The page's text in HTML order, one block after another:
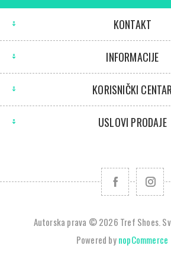
KONTAKT
INFORMACIJE
KORISNIČKI CENTAR
USLOVI PRODAJE
Autorska prava © 2026 Tref Shoes.
Powered bynopCommerce